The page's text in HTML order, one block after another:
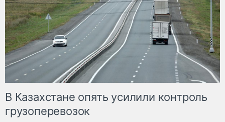
В Казахстане опять усилили контроль
грузоперевозок